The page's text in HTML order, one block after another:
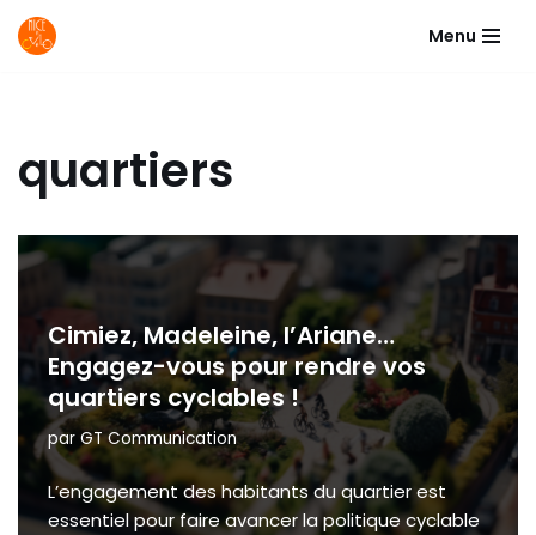
Menu
quartiers
Cimiez, Madeleine, l’Ariane…
Engagez-vous pour rendre vos
quartiers cyclables !
par GT Communication
L’engagement des habitants du quartier est
essentiel pour faire avancer la politique cyclable